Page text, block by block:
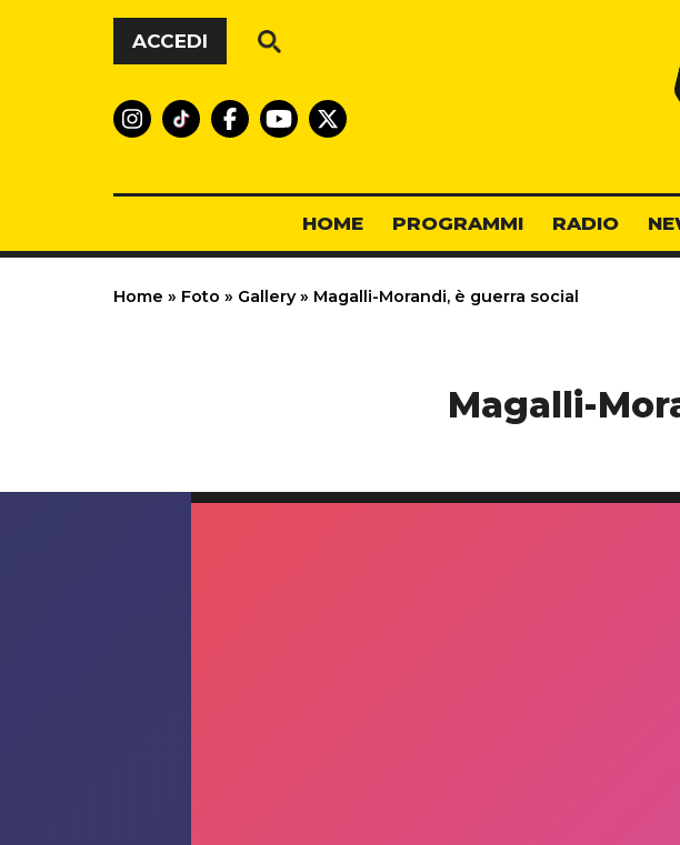
Vai al contenuto
ACCEDI
HOME PROGRAMMI RADIO
Home » Foto » Gallery » Magalli-Morandi, è guerra social
Magalli-